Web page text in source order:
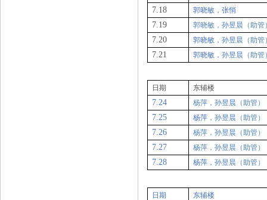
7.18 郭晓敏，张悄
7.19 郭晓敏，孙昱晨（助管
7.20 郭晓敏， 孙昱晨（助管
7.21 郭晓敏， 孙昱晨（助管
日期 东辅楼
7.24 杨萍，孙昱晨（助管）
7.25 杨萍， 孙昱晨（助管）
7.26 杨萍，孙昱晨（助管）
7.27 杨萍，孙昱晨（助管）
7.28 杨萍， 孙昱晨（助管）
日期 东辅楼